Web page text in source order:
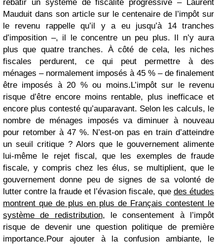
rebâtir un système de fiscalité progressive – Laurent
Mauduit dans son article sur le centenaire de l’impôt sur
le revenu rappelle qu’il y a eu jusqu’à 14 tranches
d’imposition –, il le concentre un peu plus. Il n’y aura
plus que quatre tranches. À côté de cela, les niches
fiscales perdurent, ce qui peut permettre à des
ménages – normalement imposés à 45 % – de finalement
être imposés à 20 % ou moins.L’impôt sur le revenu
risque d’être encore moins rentable, plus inefficace et
encore plus contesté qu’auparavant. Selon les calculs, le
nombre de ménages imposés va diminuer à nouveau
pour retomber à 47 %. N’est-on pas en train d’atteindre
un seuil critique ? Alors que le gouvernement alimente
lui-même le rejet fiscal, que les exemples de fraude
fiscale, y compris chez les élus, se multiplient, que le
gouvernement donne peu de signes de sa volonté de
lutter contre la fraude et l’évasion fiscale, que des études
montrent que de plus en plus de Français contestent le
système de redistribution, le consentement à l’impôt
risque de devenir une question politique de première
importance.Pour ajouter à la confusion ambiante, le